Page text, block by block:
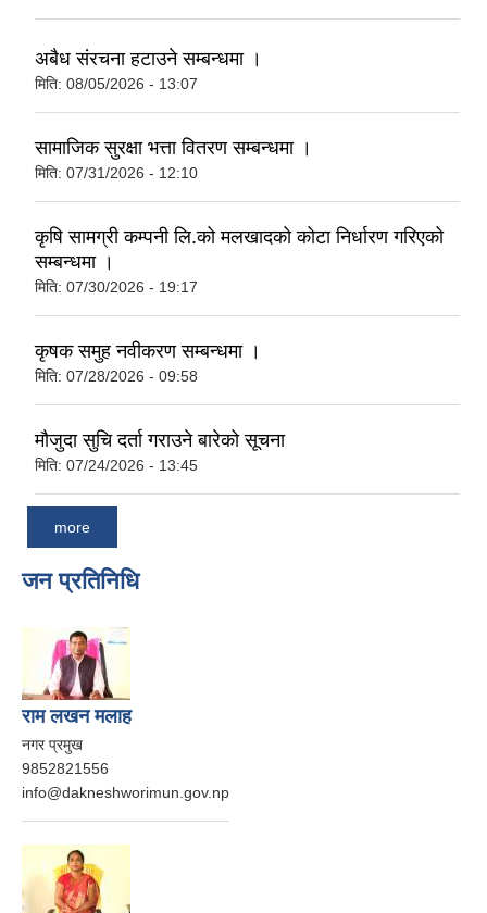
अबैध संरचना हटाउने सम्बन्धमा ।
मिति: 08/05/2026 - 13:07
सामाजिक सुरक्षा भत्ता वितरण सम्बन्धमा ।
मिति: 07/31/2026 - 12:10
कृषि सामग्री कम्पनी लि.को मलखादको कोटा निर्धारण गरिएको
सम्बन्धमा ।
मिति: 07/30/2026 - 19:17
कृषक समुह नवीकरण सम्बन्धमा ।
मिति: 07/28/2026 - 09:58
मौजुदा सुचि दर्ता गराउने बारेको सूचना
मिति: 07/24/2026 - 13:45
more
जन प्रतिनिधि
राम लखन मलाह
नगर प्रमुख
9852821556
info@dakneshworimun.gov.np